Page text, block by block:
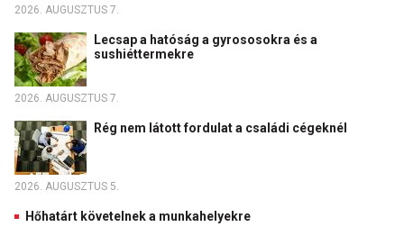
2026. AUGUSZTUS 7.
Lecsap a hatóság a gyrososokra és a
sushiéttermekre
2026. AUGUSZTUS 7.
Rég nem látott fordulat a családi cégeknél
2026. AUGUSZTUS 5.
Hőhatárt követelnek a munkahelyekre